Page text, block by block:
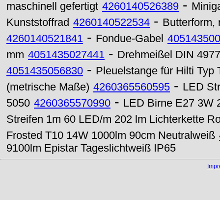
maschinell gefertigt 4260140526389 -
Kunststoffrad 4260140522534 - Butterform,
4260140521841 - Fondue-Gabel
mm 4051435027441 - Drehmeißel DIN
4051435056830 - Pleuelstange für Hilti Typ
(metrische Maße) 4260365560595 - LED
5050 4260365570990 - LED Birne E27 3W
Streifen 1m 60 LED/m 202 lm Lichterkette
Frosted T10 14W 1000lm 90cm Neutralweiß
9100lm Epistar Tageslichtweiß IP65